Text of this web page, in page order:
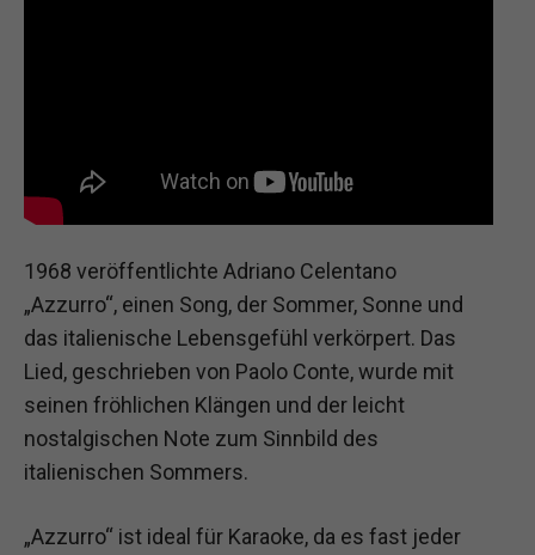
1968 veröffentlichte Adriano Celentano
„Azzurro“, einen Song, der Sommer, Sonne und
das italienische Lebensgefühl verkörpert. Das
Lied, geschrieben von Paolo Conte, wurde mit
seinen fröhlichen Klängen und der leicht
nostalgischen Note zum Sinnbild des
italienischen Sommers.
„Azzurro“ ist ideal für Karaoke, da es fast jeder